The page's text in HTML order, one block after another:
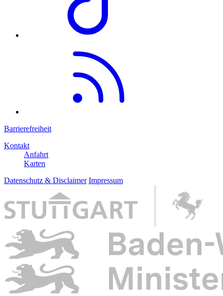
Barrierefreiheit
Kontakt
Anfahrt
Karten
Datenschutz & Disclaimer Impressum